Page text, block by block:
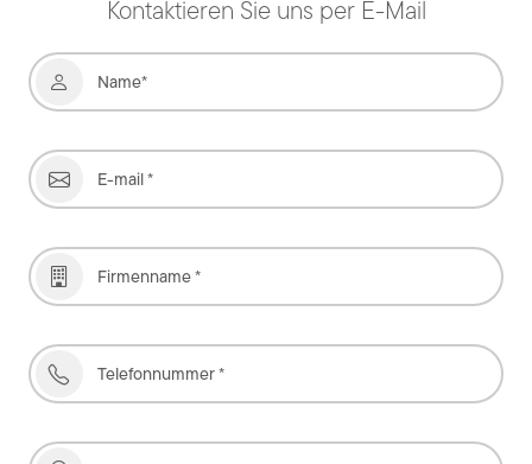
Kontaktieren Sie uns per E-Mail